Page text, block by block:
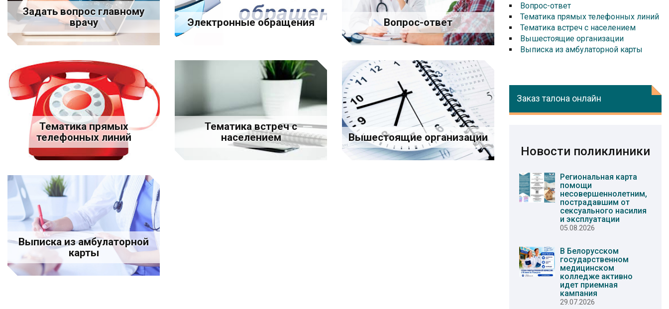
Задать вопрос главному
врачу
Электронные обращения Вопрос-ответ
Тематика прямых
телефонных линий
Тематика встреч с
населением
Вышестоящие организации
Выписка из амбулаторной
карты
Вопрос-ответ
Тематика прямых телефонных линий
Тематика встреч с населением
Вышестоящие организации
Выписка из амбулаторной карты
Заказ талона онлайн
Новости поликлиники
Региональная карта
помощи
несовершеннолетним,
пострадавшим от
сексуального насилия
и эксплуатации
05.08.2026
В Белорусском
государственном
медицинском
колледже активно
идет приемная
кампания
29.07.2026